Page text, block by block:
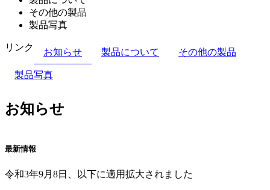
その他の製品
製品写真
リンク お知らせ 製品について その他の製品
製品写真
お知らせ
最新情報
令和3年9月8日、以下に適用拡大されました